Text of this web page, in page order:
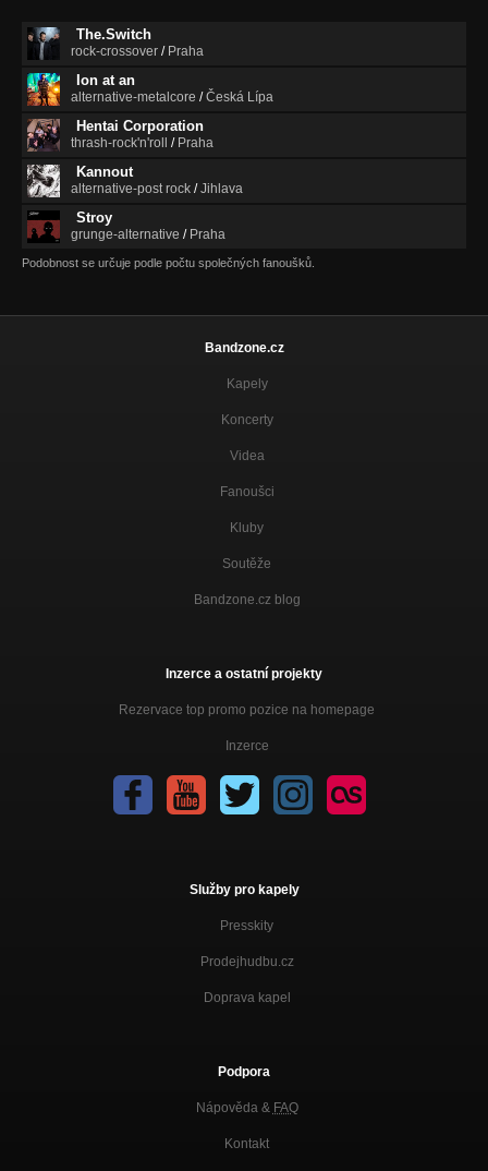
The.Switch
rock-crossover / Praha
Ion at an
alternative-metalcore /Česká Lípa
Hentai Corporation
thrash-rock'n'roll / Praha
Kannout
alternative-post rock /Jihlava
Stroy
grunge-alternative / Praha
Podobnost se určuje podle počtu společných fanoušků.
Bandzone.cz
Kapely
Koncerty
Videa
Fanoušci
Kluby
Soutěže
Bandzone.cz blog
Inzerce a ostatní projekty
Rezervace top promo pozice na homepage
Inzerce
Služby pro kapely
Presskity
Prodejhudbu.cz
Doprava kapel
Podpora
Nápověda & FAQ
Kontakt